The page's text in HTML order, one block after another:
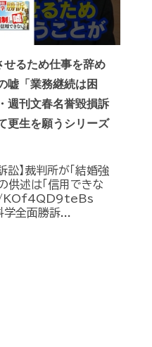
せるため仕事を辞め
嘘「業務継続は困
週刊文春名誉毀損訴
更生を願うシリーズ
訟】裁判所が「結婚強
供述は「信用できな
全面勝訴...